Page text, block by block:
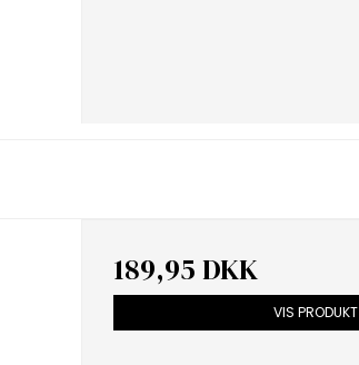
189,95 DKK
VIS PRODUKT